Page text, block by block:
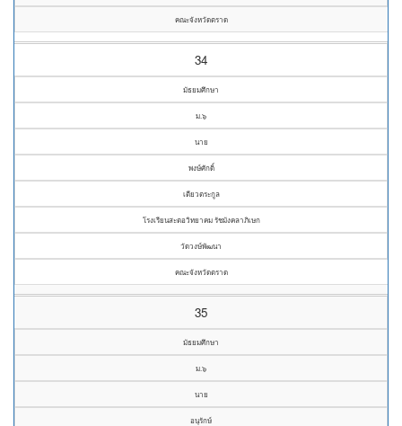
คณะจังหวัดตราด
34
มัธยมศึกษา
ม.๖
นาย
พงษ์ศักดิ์
เตียวตระกูล
โรงเรียนสะตอวิทยาคม รัชมังคลาภิเษก
วัดวงษ์พัฒนา
คณะจังหวัดตราด
35
มัธยมศึกษา
ม.๖
นาย
อนุรักษ์